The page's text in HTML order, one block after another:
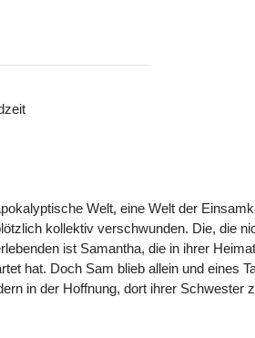
Welt, eine Welt der
kollektiv verschwunden. Die, die
ist Samantha, die in ihrer
hat. Doch Sam blieb allein und eines
in der Hoffnung, dort ihrer